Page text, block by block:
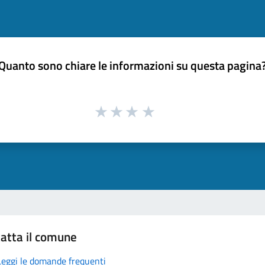
sono chiare le informazioni su questa
il comune
le domande frequenti